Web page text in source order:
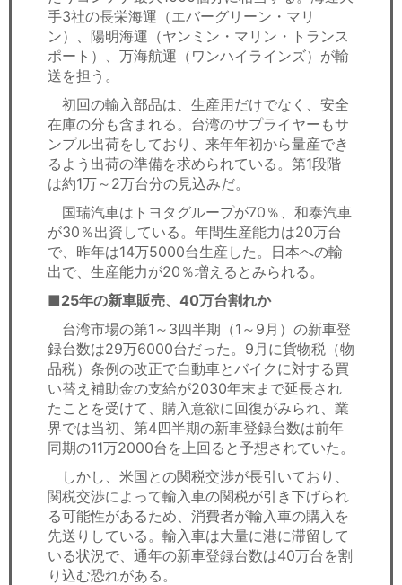
手3社の長栄海運（エバーグリーン・マリ
ン）、陽明海運（ヤンミン・マリン・トランス
ポート）、万海航運（ワンハイラインズ）が輸
送を担う。
初回の輸入部品は、生産用だけでなく、安全
在庫の分も含まれる。台湾のサプライヤーもサ
ンプル出荷をしており、来年年初から量産でき
るよう出荷の準備を求められている。第1段階
は約1万～2万台分の見込みだ。
国瑞汽車はトヨタグループが70％、和泰汽車
が30％出資している。年間生産能力は20万台
で、昨年は14万5000台生産した。日本への輸
出で、生産能力が20％増えるとみられる。
■25年の新車販売、40万台割れか
台湾市場の第1～3四半期（1～9月）の新車登
録台数は29万6000台だった。9月に貨物税（物
品税）条例の改正で自動車とバイクに対する買
い替え補助金の支給が2030年末まで延長され
たことを受けて、購入意欲に回復がみられ、業
界では当初、第4四半期の新車登録台数は前年
同期の11万2000台を上回ると予想されていた。
しかし、米国との関税交渉が長引いており、
関税交渉によって輸入車の関税が引き下げられ
る可能性があるため、消費者が輸入車の購入を
先送りしている。輸入車は大量に港に滞留して
いる状況で、通年の新車登録台数は40万台を割
り込む恐れがある。